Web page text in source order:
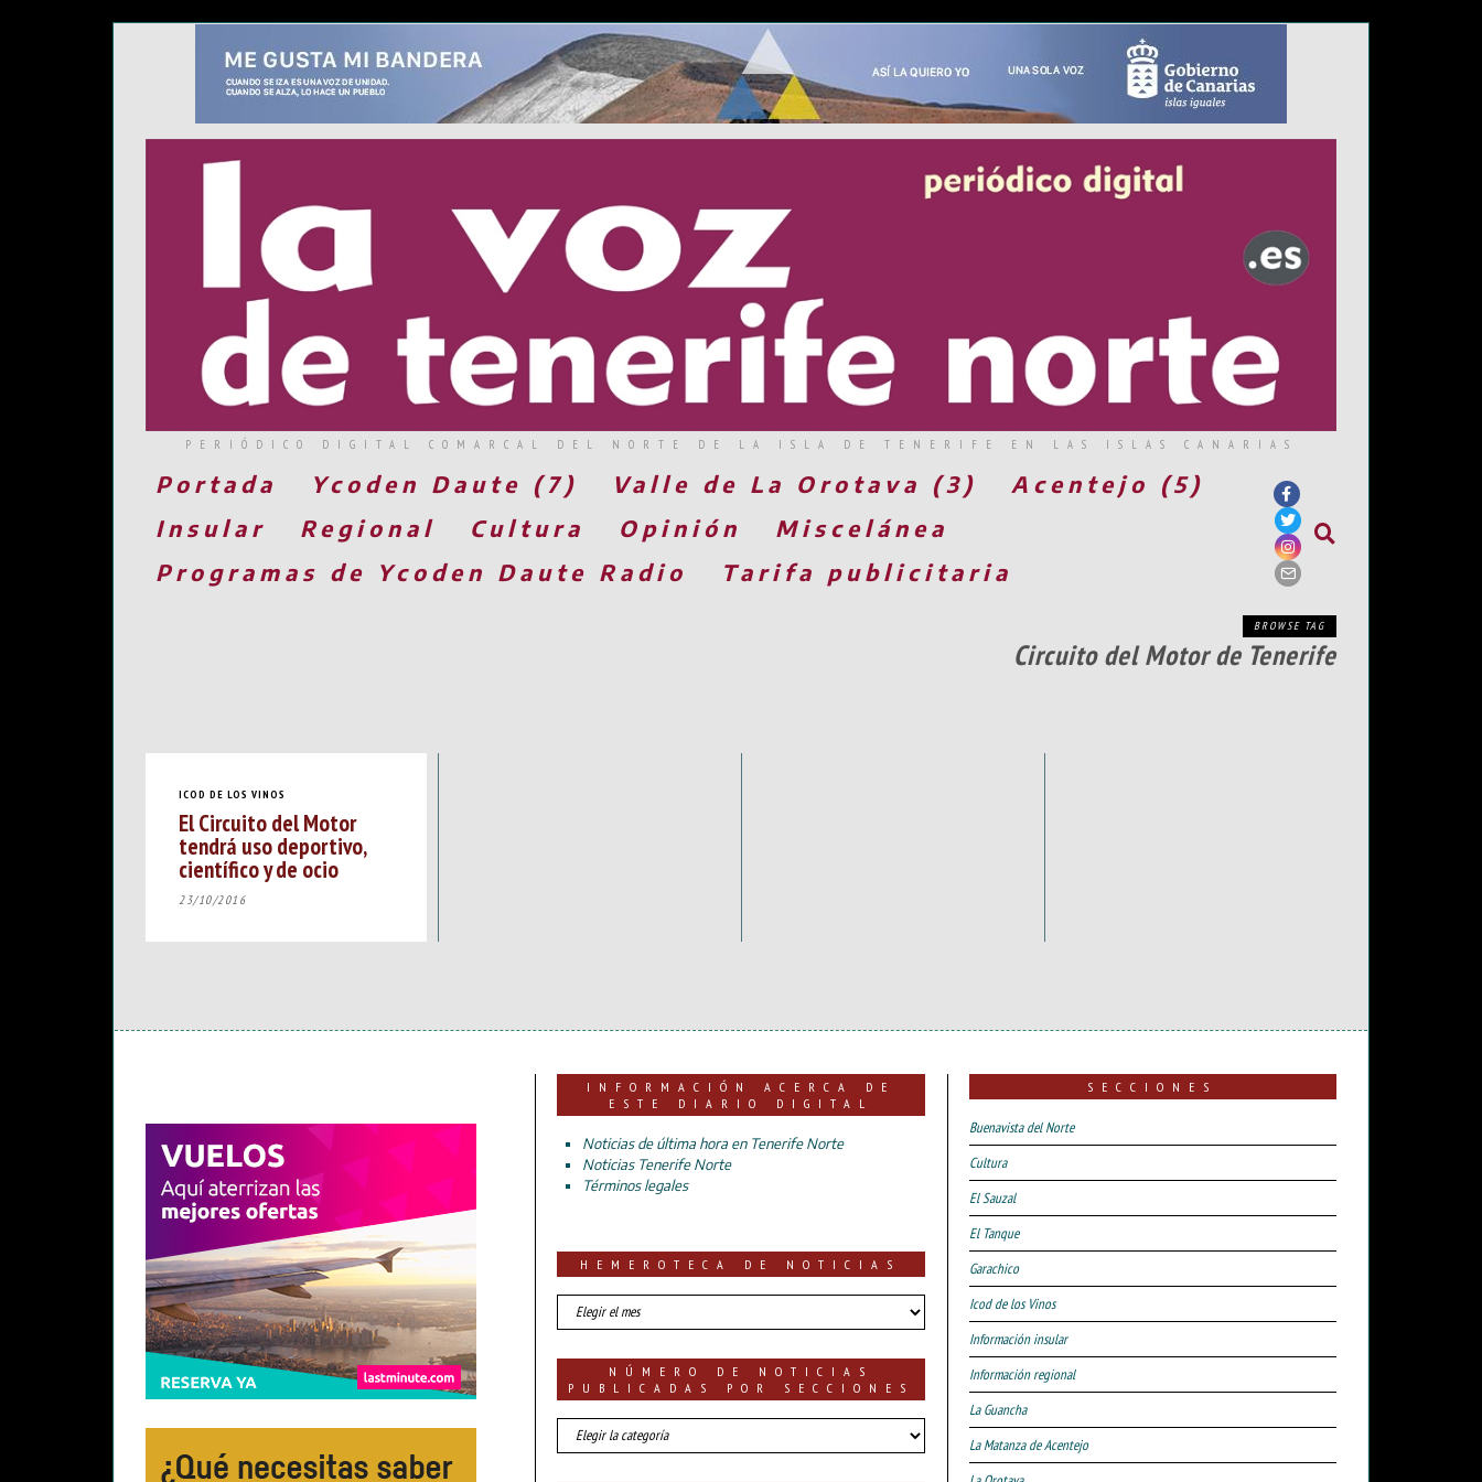
PERIÓDICO DIGITAL COMARCAL DEL NORTE DE LA ISLA DE TENERIFE EN LAS ISLAS CANARIAS
Portada Ycoden Daute (7) Valle de La Orotava (3)
Acentejo (5)
Insular
Regional Cultura Opinión
Miscelánea
Programas de Ycoden Daute Radio
Tarifa publicitaria
BROWSE TAG
Circuito del Motor de Tenerife
ICOD DE LOS VINOS
El Circuito del Motor
tendrá uso deportivo,
científico y de ocio
23/10/2016
INFORMACIÓN ACERCA DE
ESTE DIARIO DIGITAL
Noticias de última hora en Tenerife Norte
Noticias Tenerife Norte
Términos legales
HEMEROTECA DE NOTICIAS
HEMEROTECA
DE
NÚMERO DE NOTICIAS
PUBLICADAS POR SECCIONES
número
de
SECCIONES
Buenavista del Norte
Cultura
El Sauzal
El Tanque
Garachico
Icod de los Vinos
Información insular
Información regional
La Guancha
La Matanza de Acentejo